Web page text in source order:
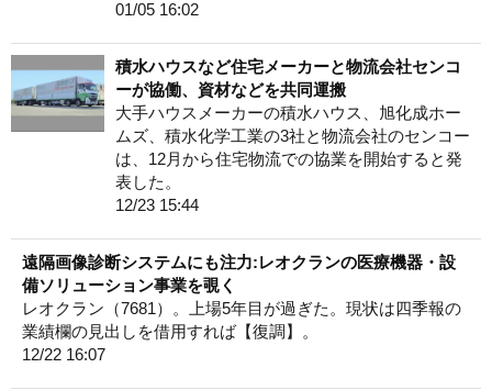
01/05 16:02
積水ハウスなど住宅メーカーと物流会社センコ
ーが協働、資材などを共同運搬
大手ハウスメーカーの積水ハウス、旭化成ホー
ムズ、積水化学工業の3社と物流会社のセンコー
は、12月から住宅物流での協業を開始すると発
表した。
12/23 15:44
遠隔画像診断システムにも注力:レオクランの医療機器・設
備ソリューション事業を覗く
レオクラン（7681）。上場5年目が過ぎた。現状は四季報の
業績欄の見出しを借用すれば【復調】。
12/22 16:07